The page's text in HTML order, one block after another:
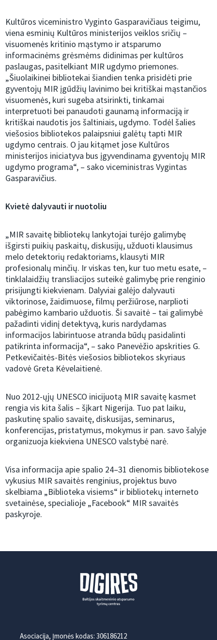
Kultūros viceministro Vyginto Gasparavičiaus teigimu,
viena esminių Kultūros ministerijos veiklos sričių –
visuomenės kritinio mąstymo ir atsparumo
informacinėms grėsmėms didinimas per kultūros
paslaugas, pasitelkiant MIR ugdymo priemones.
„Šiuolaikinei bibliotekai šiandien tenka prisidėti prie
gyventojų MIR įgūdžių lavinimo bei kritiškai mąstančios
visuomenės, kuri sugeba atsirinkti, tinkamai
interpretuoti bei panaudoti gaunamą informaciją ir
kritiškai naudotis jos šaltiniais, ugdymo. Todėl šalies
viešosios bibliotekos palaipsniui galėtų tapti MIR
ugdymo centrais. O jau kitąmet jose Kultūros
ministerijos iniciatyva bus įgyvendinama gyventojų MIR
ugdymo programa“, – sako viceministras Vygintas
Gasparavičius.
Kvietė dalyvauti ir nuotoliu
„MIR savaitę bibliotekų lankytojai turėjo galimybę
išgirsti puikių paskaitų, diskusijų, užduoti klausimus
melo detektorių redaktoriams, klausyti MIR
profesionalų minčių. Ir viskas ten, kur tuo metu esate, –
tinklalaidžių transliacijos suteikė galimybę prie renginio
prisijungti kiekvienam. Dalyviai galėjo dalyvauti
viktorinose, žaidimuose, filmų peržiūrose, narplioti
pabėgimo kambario užduotis. Ši savaitė – tai galimybė
pažadinti vidinį detektyvą, kuris nardydamas
informacijos labirintuose atranda būdų pasidalinti
patikrinta informacija“, – sako Panevėžio apskrities G.
Petkevičaitės-Bitės viešosios bibliotekos skyriaus
vadovė Greta Kėvelaitienė.
Nuo 2012-ųjų UNESCO inicijuotą MIR savaitę kasmet
rengia vis kita šalis – šįkart Nigerija. Tuo pat laiku,
paskutinę spalio savaitę, diskusijas, seminarus,
konferencijas, pristatymus, mokymus ir pan. savo šalyje
organizuoja kiekviena UNESCO valstybė narė.
Visa informacija apie spalio 24–31 dienomis bibliotekose
vykusius MIR savaitės renginius, projektus buvo
skelbiama „Biblioteka visiems“ ir bibliotekų interneto
svetainėse, specialioje „Facebook“ MIR savaitės
paskyroje.
Asociacija, Įmonės kodas: 306186212